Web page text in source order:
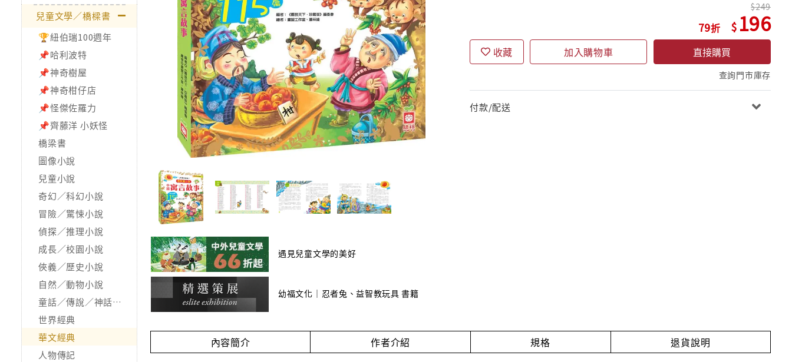
兒童文學／橋樑書
🏆紐伯瑞100週年
📌哈利波特
📌神奇樹屋
📌神奇柑仔店
📌怪傑佐羅力
📌齊藤洋 小妖怪
橋梁書
圖像小說
兒童小說
奇幻／科幻小說
冒險／驚悚小說
偵探／推理小說
成長／校園小說
俠義／歷史小說
自然／動物小說
童話／傳說／神話／寓言
世界經典
華文經典
人物傳記
遇見兒童文學的美好
幼福文化｜忍者兔、益智教玩具 書籍
79
249
196
收藏 加入購物車 直接購買
查詢門市庫存
付款/配送
內容簡介 作者介紹 規格 退貨說明